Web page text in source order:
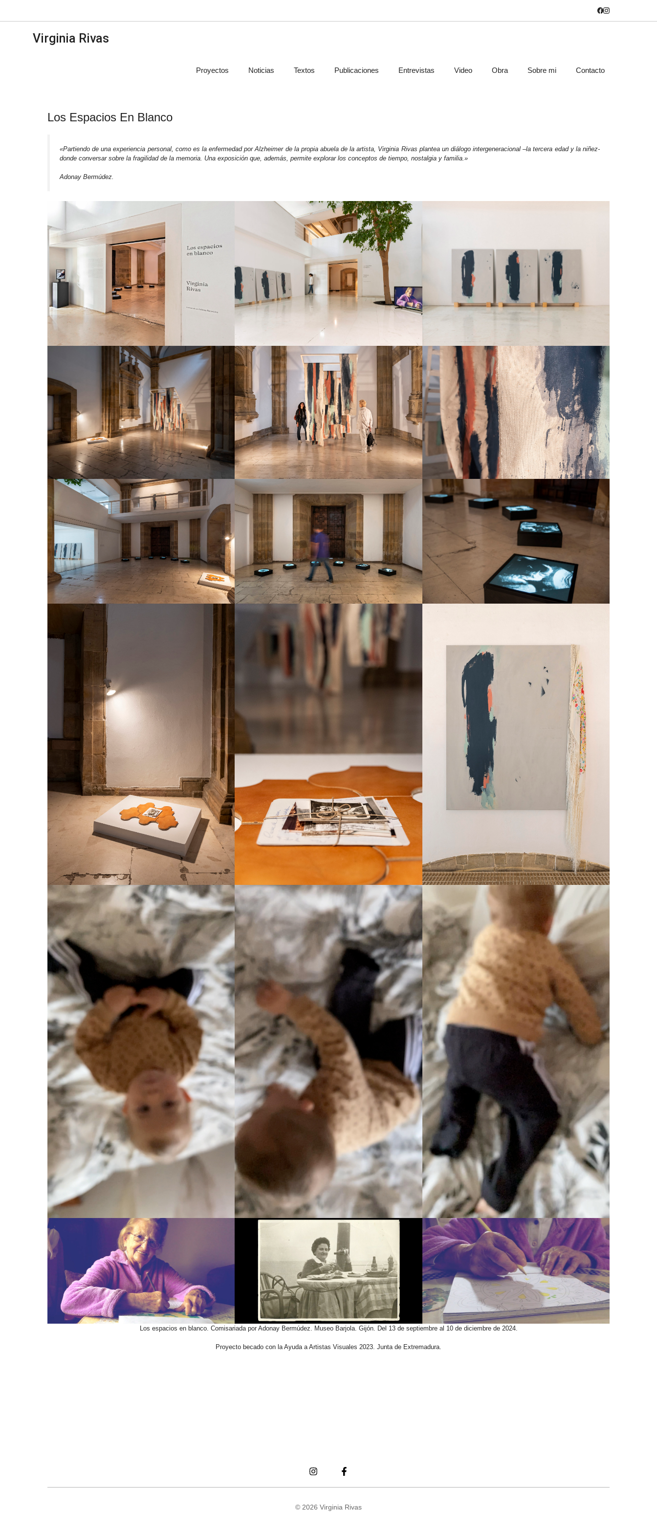
al
contenidoVirginia Rivas
Proyectos Noticias Textos Publicaciones Entrevistas Video Obra Sobre mi Contacto
Los Espacios En Blanco
«Partiendo de una experiencia personal, como es la enfermedad por Alzheimer de la propia abuela de la artista, Virginia Rivas plantea un diálogo intergeneracional –la tercera edad y la niñez-
donde conversar sobre la fragilidad de la memoria. Una exposición que, además, permite explorar los conceptos de tiempo, nostalgia y familia.»
Adonay Bermúdez.
Los espacios en blanco. Comisariada por Adonay Bermúdez. Museo Barjola. Gijón. Del 13 de septiembre al 10 de diciembre de 2024.
Proyecto becado con la Ayuda a Artistas Visuales 2023. Junta de Extremadura.
© 2026 Virginia Rivas